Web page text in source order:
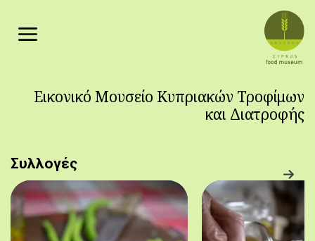
Εικονικό Μουσείο Κυπριακών Τροφίμων
και Διατροφής
Συλλογές